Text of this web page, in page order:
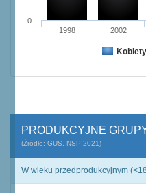
Kobiety
1998 2002
0
PRODUKCYJNE
(Źródło: GUS, NSP 2021)
W wieku przedprodukcyjnym